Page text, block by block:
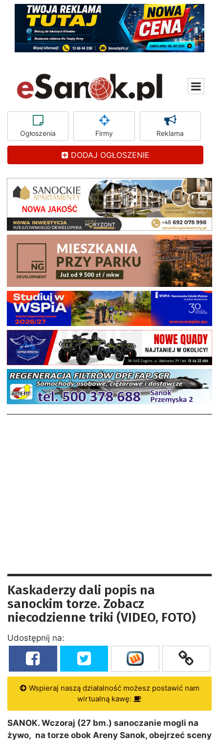
Ogłoszenia Firmy Reklama
DODAJ OGŁOSZENIE
Kaskaderzy dali popis na
sanockim torze. Zobacz
niecodzienne triki (VIDEO, FOTO)
Udostępnij na:
Wspieraj naszą działalność możesz postawić nam
wirtualną kawę:
SANOK. Wczoraj (27 bm.) sanoczanie mogli na
żywo, na torze obok Areny Sanok, obejrzeć sceny